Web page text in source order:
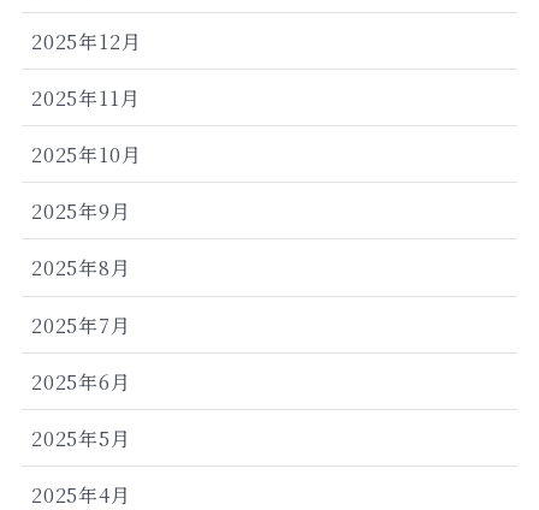
2025年12月
2025年11月
2025年10月
2025年9月
2025年8月
2025年7月
2025年6月
2025年5月
2025年4月